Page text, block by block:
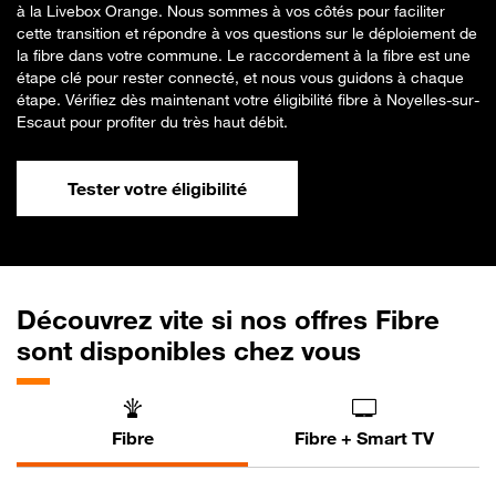
à la Livebox Orange. Nous sommes à vos côtés pour faciliter
cette transition et répondre à vos questions sur le déploiement de
la fibre dans votre commune. Le raccordement à la fibre est une
étape clé pour rester connecté, et nous vous guidons à chaque
étape. Vérifiez dès maintenant votre éligibilité fibre à Noyelles-sur-
Escaut pour profiter du très haut débit.
Tester votre éligibilité
Découvrez vite si nos offres Fibre
sont disponibles chez vous
Fibre Fibre + Smart TV